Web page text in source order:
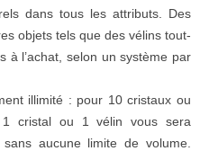
dans tous les attributs. Des
objets tels que des vélins tout-
à l’achat, selon un système par
illimité : pour 10 cristaux ou
1 cristal ou 1 vélin vous sera
aucune limite de volume.